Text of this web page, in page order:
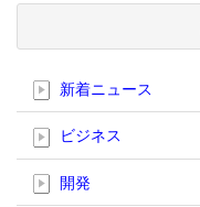
新着ニュース
ビジネス
開発